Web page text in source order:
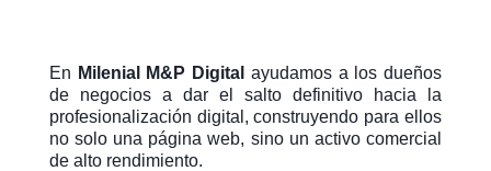
En Milenial M&P Digital ayudamos a los dueños
de negocios a dar el salto definitivo hacia la
profesionalización digital, construyendo para ellos
no solo una página web, sino un activo comercial
de alto rendimiento.